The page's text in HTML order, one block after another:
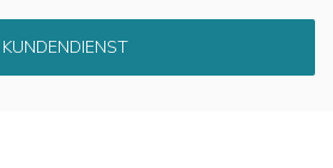
KUNDENDIENST